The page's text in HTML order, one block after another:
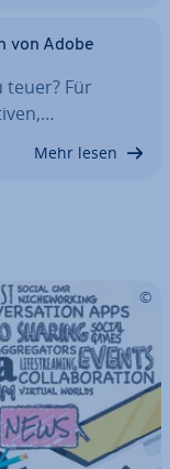
von Adobe
teuer? Für
Mehr lesen